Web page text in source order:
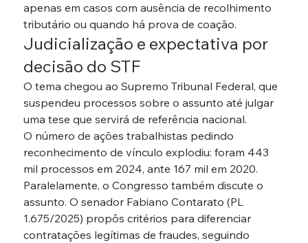
apenas em casos com ausência de recolhimento
tributário ou quando há prova de coação.
Judicialização e expectativa por
decisão do STF
O tema chegou ao Supremo Tribunal Federal, que
suspendeu processos sobre o assunto até julgar
uma tese que servirá de referência nacional.
O número de ações trabalhistas pedindo
reconhecimento de vínculo explodiu: foram 443
mil processos em 2024, ante 167 mil em 2020.
Paralelamente, o Congresso também discute o
assunto. O senador Fabiano Contarato (PL
1.675/2025) propôs critérios para diferenciar
contratações legítimas de fraudes, seguindo